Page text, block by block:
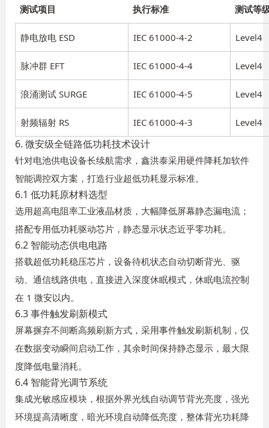
测试项目 执行标准 测试等
静电放电 ESD IEC 61000-4-2 Level4
脉冲群 EFT IEC 61000-4-4 Level4
浪涌测试 SURGE IEC 61000-4-5 Level4
射频辐射 RS IEC 61000-4-3 Level4
6. 微安级全链路低功耗技术设计
针对电池供电设备长续航需求，鑫洪泰采用硬件降耗加软件
智能调控双方案，打造行业超低功耗显示标准。
6.1 低功耗原材料选型
选用超高电阻率工业液晶材质，大幅降低屏幕静态漏电流；
搭配专用低功耗驱动芯片，静态显示状态近乎零功耗。
6.2 智能动态供电电路
搭载超低功耗稳压芯片，设备待机状态自动切断背光、驱
动、通信线路供电，直接进入深度休眠模式，休眠电流控制
在 1 微安以内。
6.3 事件触发刷新模式
屏幕摒弃不间断高频刷新方式，采用事件触发刷新机制，仅
在数据变动瞬间启动工作，其余时间保持静态显示，最大限
度降低电量消耗。
6.4 智能背光调节系统
集成光敏感应模块，根据外界光线自动调节背光亮度，强光
环境提高清晰度，暗光环境自动降低亮度，整体背光功耗降